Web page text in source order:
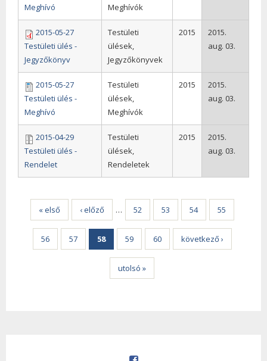
Meghívó
Meghívók
2015-05-27
Testületi ülés -
Jegyzőkönyv
Testületi
ülések,
Jegyzőkönyvek
2015
2015.
aug. 03.
2015-05-27
Testületi ülés -
Meghívó
Testületi
ülések,
Meghívók
2015
2015.
aug. 03.
2015-04-29
Testületi ülés -
Rendelet
Testületi
ülések,
Rendeletek
2015
2015.
aug. 03.
Oldalak
« első ‹ előző … 52 53 54 55
56 57 58 59 60 következő ›
utolsó »